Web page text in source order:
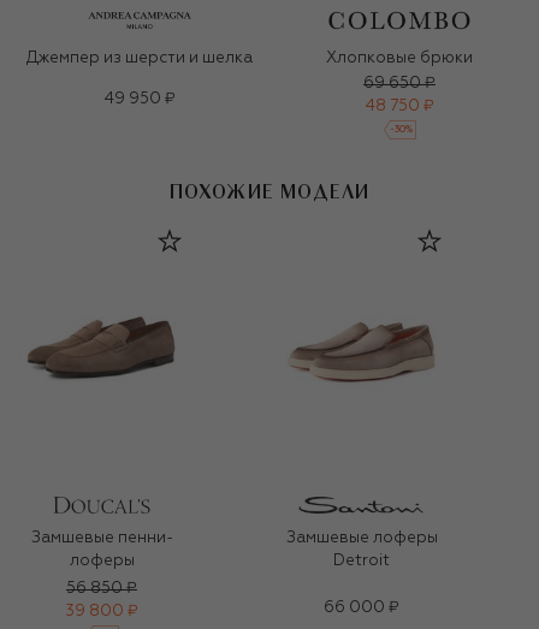
Джемпер из шерсти и шелка
49 950 ₽
Хлопковые брюки
69 650 ₽
48 750 ₽
-30%
ПОХОЖИЕ МОДЕЛИ
Замшевые пенни-
лоферы
56 850 ₽
39 800 ₽
Замшевые лоферы
Detroit
66 000 ₽